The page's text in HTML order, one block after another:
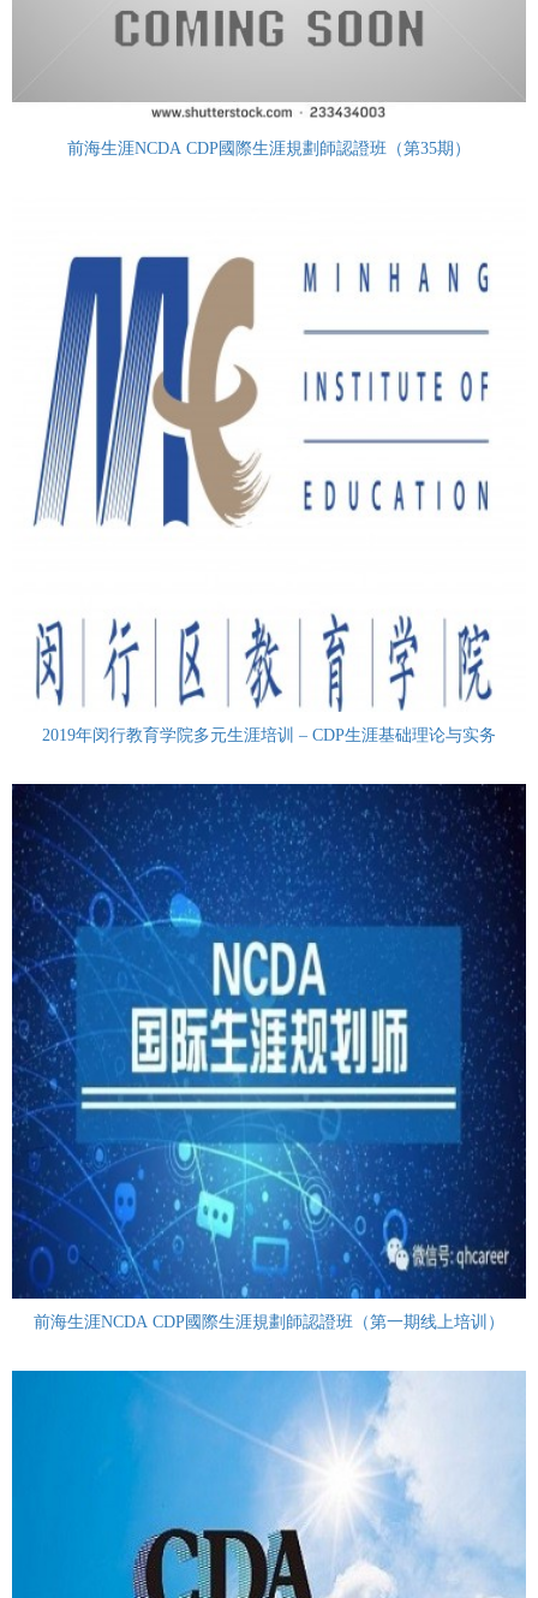
前海生涯NCDA CDP國際生涯規劃師認證班（第35期）
2019年闵行教育学院多元生涯培训 – CDP生涯基础理论与实务
前海生涯NCDA CDP國際生涯規劃師認證班（第一期线上培训）